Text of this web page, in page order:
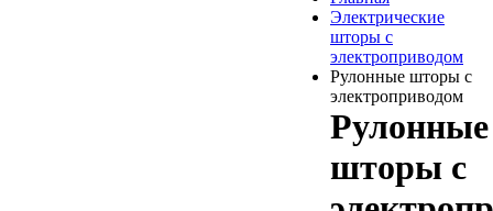
Электрические
шторы с
электроприводом
Рулонные шторы с
электроприводом
Рулонные
шторы с